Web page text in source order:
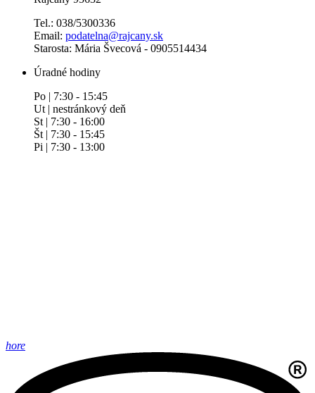
Tel.: 038/5300336
Email: podatelna@rajcany.sk
Starosta: Mária Švecová - 0905514434
Úradné hodiny
Po | 7:30 - 15:45
Ut | nestránkový deň
St | 7:30 - 16:00
Št | 7:30 - 15:45
Pi | 7:30 - 13:00
hore